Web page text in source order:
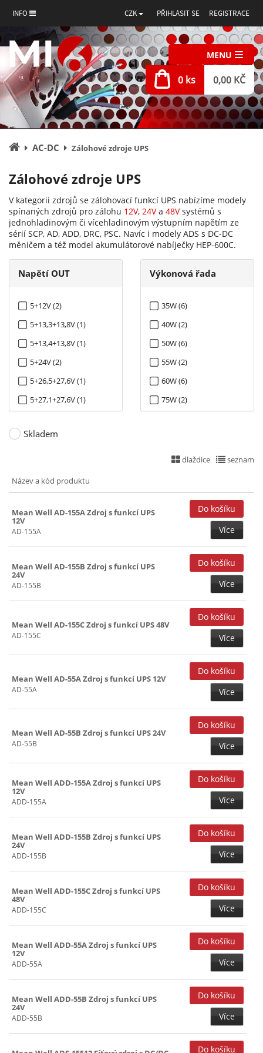
INFO CZK PŘIHLÁSIT SE REGISTRACE
MENU
0 ks 0,00 KČ
Úvodní
AC-DC Zálohové zdroje UPS
Zálohové zdroje UPS
V kategorii zdrojů se zálohovací funkcí UPS nabízíme modely
spínaných zdrojů pro zálohu 12V, 24Va 48Vsystémů s
jednohladinovým či vícehladinovým výstupním napětím ze
sérií SCP, AD, ADD, DRC, PSC. Navíc i modely ADS s DC-DC
měničem a též model akumulátorové nabíječky HEP-600C.
Napětí OUT
5+12V (2)
5+13,3+13,8V (1)
5+13,4+13,8V (1)
5+24V (2)
5+26,5+27,6V (1)
5+27,1+27,6V (1)
5+53,5+54V (1)
13,3+13,8V (1)
13,4+13,8V (1)
13,8V (3)
13,8+13,8V (11)
24V (8)
26,5+27,6V (1)
27,1+27,6V (1)
36V (7)
Výkonová řada
35W (6)
40W (2)
50W (6)
55W (2)
60W (6)
75W (2)
150W (9)
180W (2)
480W (3)
600W (5)
Skladem
dlaždice seznam
Název a kód produktu
Mean Well AD-155A Zdroj s funkcí UPS
12V
AD-155A Více
Mean Well AD-155B Zdroj s funkcí UPS
24V
AD-155B Více
Mean Well AD-155C Zdroj s funkcí UPS 48V
AD-155C Více
Mean Well AD-55A Zdroj s funkcí UPS 12V
AD-55A Více
Mean Well AD-55B Zdroj s funkcí UPS 24V
AD-55B Více
Mean Well ADD-155A Zdroj s funkcí UPS
12V
ADD-155A Více
Mean Well ADD-155B Zdroj s funkcí UPS
24V
ADD-155B Více
Mean Well ADD-155C Zdroj s funkcí UPS
48V
ADD-155C Více
Mean Well ADD-55A Zdroj s funkcí UPS
12V
ADD-55A Více
Mean Well ADD-55B Zdroj s funkcí UPS
24V
ADD-55B Více